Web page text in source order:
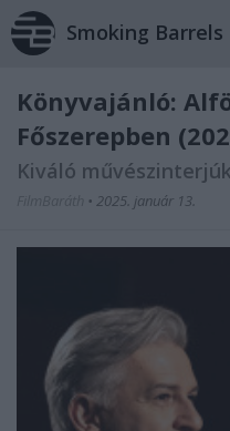
Smoking Barrels
Könyvajánló:
Főszerepben
Kiváló művészinterjúk
• 2025. január 13.